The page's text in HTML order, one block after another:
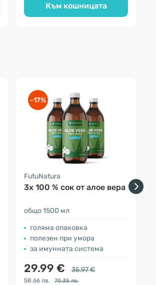
Към кошницата
-17%
FutuNatura
3x 100 % сок от алое вера
общо 1500 мл
голяма опаковка
полезен при умора
за имунната система
29.99 € 35.97 €
58.66 лв. 70.35 лв.